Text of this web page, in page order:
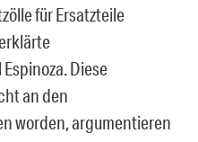
für Ersatzteile
Diese
an den
worden, argumentieren